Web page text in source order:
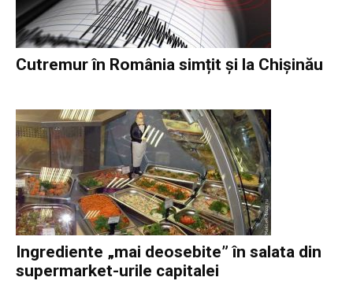
Cutremur în România simțit și la Chișinău
Ingrediente „mai deosebite” în salata din
supermarket-urile capitalei